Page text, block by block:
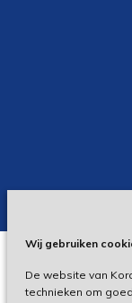
Wij gebruiken
De website van
technieken om